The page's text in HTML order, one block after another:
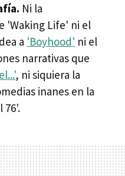
Ni la
'Waking Life' ni el
a 'Boyhood' ni el
narrativas que
, ni siquiera la
inanes en la
76'.